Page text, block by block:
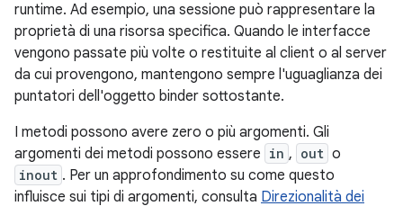
runtime. Ad esempio, una sessione può rappresentare la
proprietà di una risorsa specifica. Quando le interfacce
vengono passate più volte o restituite al client o al server
da cui provengono, mantengono sempre l'uguaglianza dei
puntatori dell'oggetto binder sottostante.
I metodi possono avere zero o più argomenti. Gli
argomenti dei metodi possono essere in , out o
inout . Per un approfondimento su come questo
influisce sui tipi di argomenti, consulta Direzionalità dei